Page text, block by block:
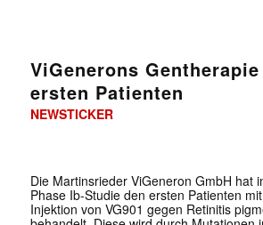
ViGenerons
ersten Patienten
NEWSTICKER
Die Martinsrieder ViGeneron GmbH hat
Phase Ib-Studie den ersten Patienten
Injektion von VG901 gegen Retinitis